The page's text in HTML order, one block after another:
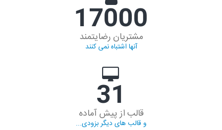
17000
مشتریان رضایتمند
آنها اشتباه نمی کنند
31
قالب از پیش آماده
و قالب های دیگر بزودی...